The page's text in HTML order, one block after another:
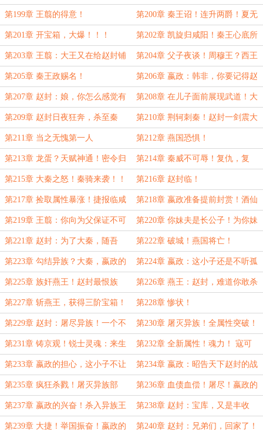
气！ 儿子！
第199章 王翦的得意！ 第200章 秦王诏！连升两爵！夏无
且的了然！
第201章 开宝箱，大爆！！！ 第202章 凯旋归咸阳！秦王心底所
想！
第203章 王翦：大王又在给赵封铺
路了！
第204章 父子夜谈！周穆王？西王
母？长生？
第205章 秦王政赐名！ 第206章 嬴政：韩非，你要记得赵
封对你的好！就差明说了！
第207章 赵封：娘，你怎么感觉有
不同了！夏冬儿的紧张！
第208章 在儿子面前展现武道！大
王有危险！
第209章 赵封日夜狂奔，杀至秦
宫！
第210章 荆轲刺秦！赵封一剑震大
殿！
第211章 当之无愧第一人 第212章 燕国恐惧！
第213章 龙蛋？天赋神通！密令归
云中！
第214章 秦威不可辱！复仇，复
仇！！
第215章 大秦之怒！秦骑来袭！！
燕国绝望！
第216章 赵封临！
第217章 捡取属性暴涨！捷报临咸
阳！
第218章 嬴政准备提前封赏！酒仙
楼秘密！
第219章 王翦：你向为父保证不可
外泄！
第220章 你妹夫是长公子！为你妹
夫做些什么！
第221章 赵封：为了大秦，随吾
杀！
第222章 破城！燕国将亡！
第223章 勾结异族？大秦，嬴政的
欣慰！
第224章 嬴政：这小子还是不听孤
的话。
第225章 族奸燕王！赵封最恨族
奸！下令鸡犬不留！
第226章 燕王：赵封，难道你敢杀
王？
第227章 斩燕王，获得三阶宝箱！
嬴政大怒！
第228章 惨状！
第229章 赵封：屠尽异族！一个不
留！
第230章 屠灭异族！全属性突破！
第231章 铸京观！锐士灵魂：来生
仍愿追随上将军！
第232章 全新属性！魂力！ 寇可
往，吾亦可往！
第233章 嬴政的担心，这小子不让
人省心！
第234章 嬴政：昭告天下赵封的战
功！为赵封累积声望！
第235章 疯狂杀戮！屠灭异族部
落！
第236章 血债血偿！屠尽！嬴政的
担忧！
第237章 嬴政的兴奋！杀入异族王
庭！
第238章 赵封：宝库，又是丰收
时！
第239章 大捷！举国振奋！嬴政的 第240章 赵封：兄弟们，回家了！